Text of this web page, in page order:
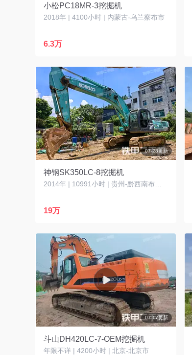
小松PC18MR-3挖掘机
2018年 | 4100小时 | 内蒙古-乌兰察布市
6.3万
07-28更新
神钢SK350LC-8挖掘机
19万
07-17更新
斗山DH420LC-7-OEM挖掘机
年限不详 | 4200小时 | 北京-北京市